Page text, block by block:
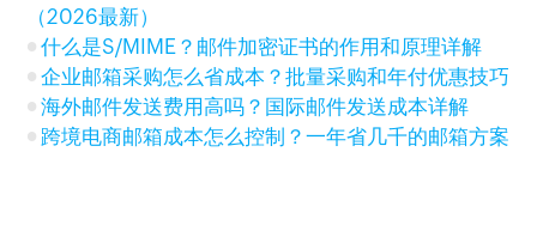
（2026最新）
什么是S/MIME？邮件加密证书的作用和原理详解
企业邮箱采购怎么省成本？批量采购和年付优惠技巧
海外邮件发送费用高吗？国际邮件发送成本详解
跨境电商邮箱成本怎么控制？一年省几千的邮箱方案